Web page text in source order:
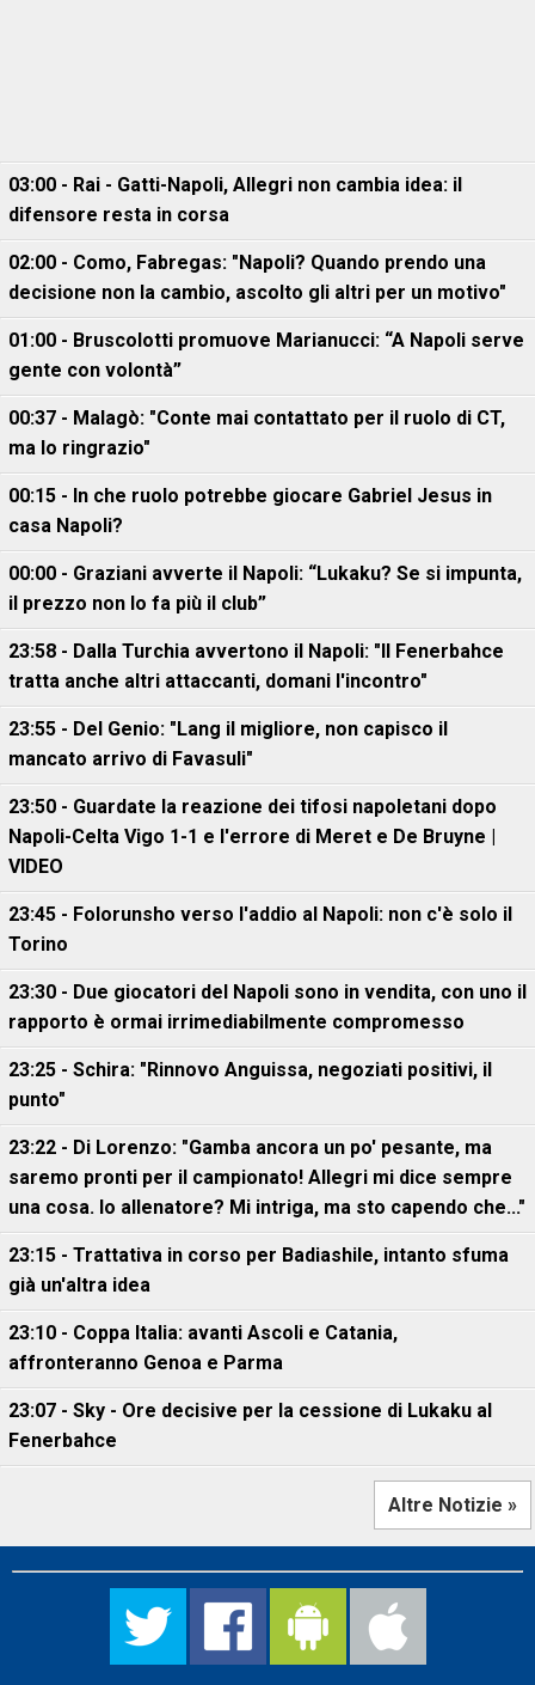
03:00 - Rai - Gatti-Napoli, Allegri non cambia idea: il
difensore resta in corsa
02:00 - Como, Fabregas: "Napoli? Quando prendo una
decisione non la cambio, ascolto gli altri per un motivo"
01:00 - Bruscolotti promuove Marianucci: “A Napoli serve
gente con volontà”
00:37 - Malagò: "Conte mai contattato per il ruolo di CT,
ma lo ringrazio"
00:15 - In che ruolo potrebbe giocare Gabriel Jesus in
casa Napoli?
00:00 - Graziani avverte il Napoli: “Lukaku? Se si impunta,
il prezzo non lo fa più il club”
23:58 - Dalla Turchia avvertono il Napoli: "Il Fenerbahce
tratta anche altri attaccanti, domani l'incontro"
23:55 - Del Genio: "Lang il migliore, non capisco il
mancato arrivo di Favasuli"
23:50 - Guardate la reazione dei tifosi napoletani dopo
Napoli-Celta Vigo 1-1 e l'errore di Meret e De Bruyne |
VIDEO
23:45 - Folorunsho verso l'addio al Napoli: non c'è solo il
Torino
23:30 - Due giocatori del Napoli sono in vendita, con uno il
rapporto è ormai irrimediabilmente compromesso
23:25 - Schira: "Rinnovo Anguissa, negoziati positivi, il
punto"
23:22 - Di Lorenzo: "Gamba ancora un po' pesante, ma
saremo pronti per il campionato! Allegri mi dice sempre
una cosa. Io allenatore? Mi intriga, ma sto capendo che..."
23:15 - Trattativa in corso per Badiashile, intanto sfuma
già un'altra idea
23:10 - Coppa Italia: avanti Ascoli e Catania,
affronteranno Genoa e Parma
23:07 - Sky - Ore decisive per la cessione di Lukaku al
Fenerbahce
Altre Notizie »